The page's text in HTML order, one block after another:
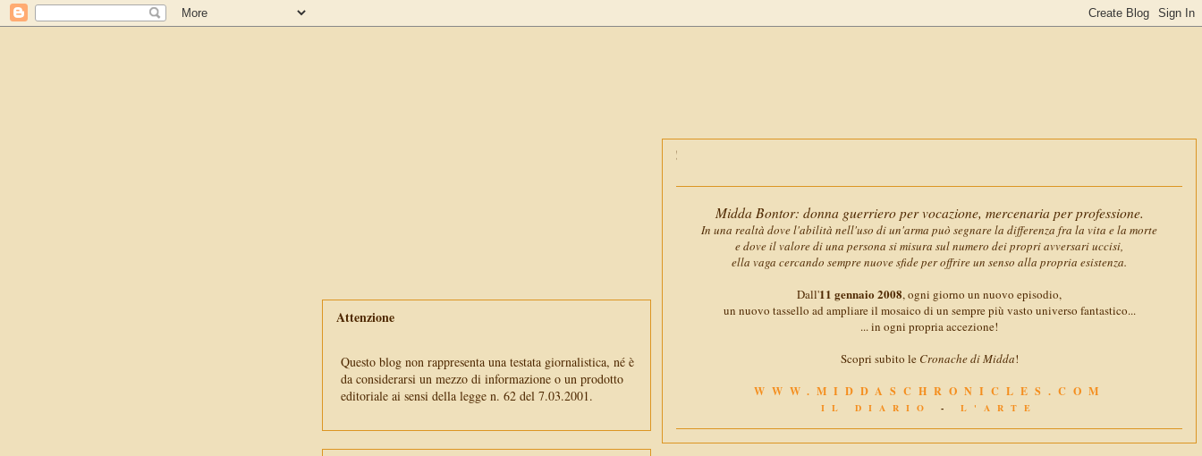
Midda Bontor: donna guerriero per vocazione, mercenaria per professione.
In una realtà dove l'abilità nell'uso di un'arma può segnare la differenza fra la vita e la morte
e dove il valore di una persona si misura sul numero dei propri avversari uccisi,
ella vaga cercando sempre nuove sfide per offrire un senso alla propria esistenza.
Dall'11 gennaio 2008, ogni giorno un nuovo episodio,
un nuovo tassello ad ampliare il mosaico di un sempre più vasto universo fantastico...
... in ogni propria accezione!
Scopri subito le Cronache di Midda!
WWW.MIDDASCHRONICLES.COM
IL DIARIO - L'ARTE
Attenzione
Questo blog non rappresenta una testata giornalistica, né è
da considerarsi un mezzo di informazione o un prodotto
editoriale ai sensi della legge n. 62 del 7.03.2001.